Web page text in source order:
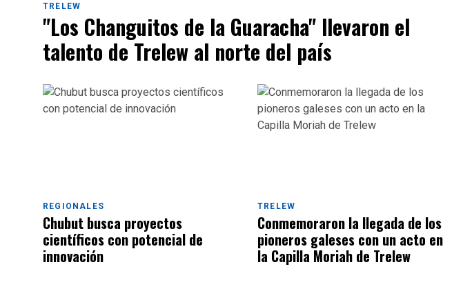
TRELEW
"Los Changuitos de la Guaracha" llevaron el
talento de Trelew al norte del país
REGIONALES
Chubut busca proyectos
científicos con potencial de
innovación
TRELEW
Conmemoraron la llegada de los
pioneros galeses con un acto en
la Capilla Moriah de Trelew